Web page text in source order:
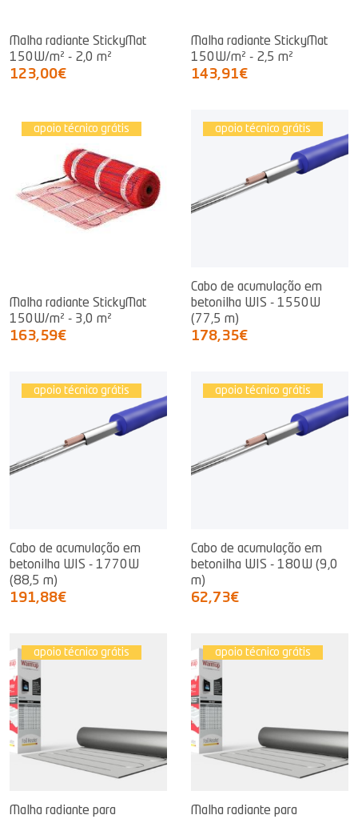
Malha radiante StickyMat
150W/m² - 2,0 m²
123,00€
Malha radiante StickyMat
150W/m² - 2,5 m²
143,91€
apoio técnico grátis
Malha radiante StickyMat
150W/m² - 3,0 m²
163,59€
apoio técnico grátis
Cabo de acumulação em
betonilha WIS - 1550W
(77,5 m)
178,35€
apoio técnico grátis
Cabo de acumulação em
betonilha WIS - 1770W
(88,5 m)
191,88€
apoio técnico grátis
Cabo de acumulação em
betonilha WIS - 180W (9,0
m)
62,73€
apoio técnico grátis
Malha radiante para
apoio técnico grátis
Malha radiante para